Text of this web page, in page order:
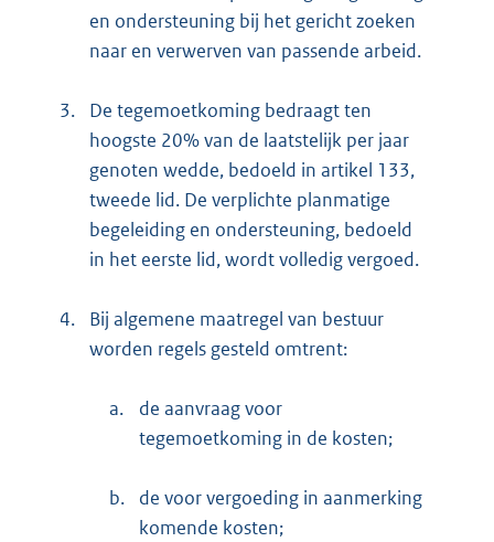
en ondersteuning bij het gericht zoeken
naar en verwerven van passende arbeid.
3.
De tegemoetkoming bedraagt ten
hoogste 20% van de laatstelijk per jaar
genoten wedde, bedoeld in artikel 133,
tweede lid. De verplichte planmatige
begeleiding en ondersteuning, bedoeld
in het eerste lid, wordt volledig vergoed.
4.
Bij algemene maatregel van bestuur
worden regels gesteld omtrent:
a.
de aanvraag voor
tegemoetkoming in de kosten;
b.
de voor vergoeding in aanmerking
komende kosten;